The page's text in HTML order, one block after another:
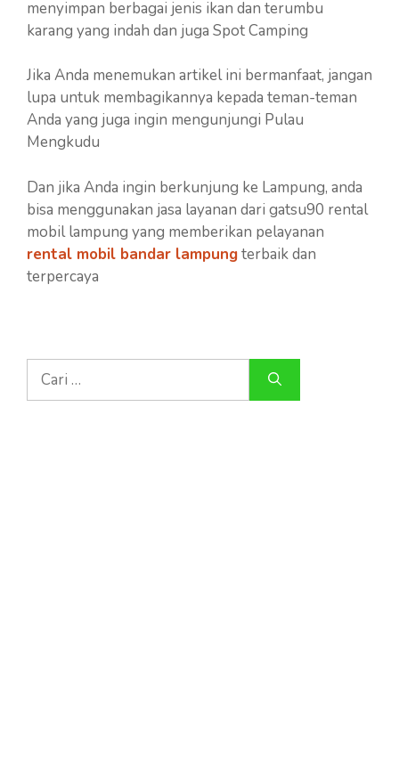
menyimpan berbagai jenis ikan dan terumbu
karang yang indah dan juga Spot Camping
Jika Anda menemukan artikel ini bermanfaat, jangan
lupa untuk membagikannya kepada teman-teman
Anda yang juga ingin mengunjungi Pulau
Mengkudu
Dan jika Anda ingin berkunjung ke Lampung, anda
bisa menggunakan jasa layanan dari gatsu90 rental
mobil lampung yang memberikan pelayanan
rental mobil bandar lampungterbaik dan
terpercaya
Cari
untuk: